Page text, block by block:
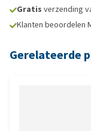
Gratis verzending
Klanten beoordelen
Gerelateerde